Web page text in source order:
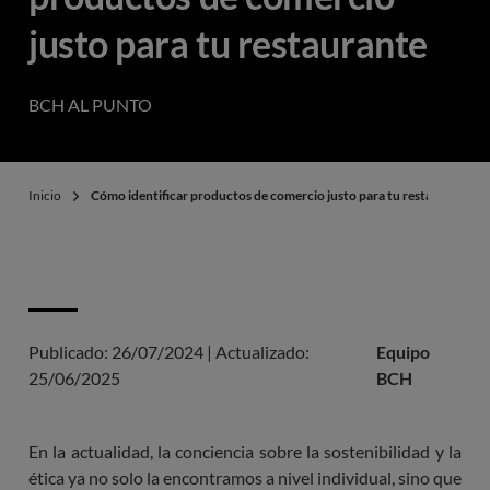
justo para tu restaurante
BCH AL PUNTO
Inicio Cómo identificar productos de comercio justo para tu restaurante
Publicado: 26/07/2024 | Actualizado:
25/06/2025
Equipo
BCH
En la actualidad, la conciencia sobre la sostenibilidad y la
ética ya no solo la encontramos a nivel individual, sino que